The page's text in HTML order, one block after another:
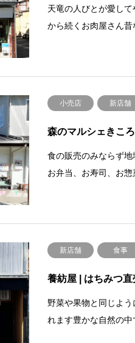
天竜の人びとが愛し
から続くお肉屋さん
小売店 新店舗
森のマルシェきころ
食の販売のみならず地
お弁当、お寿司、お
新店舗 食事
養紡屋 | はちみつ直
野菜や果物と同じよ
れます豊かな自然の